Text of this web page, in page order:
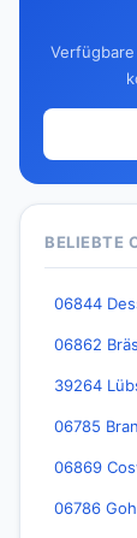
BELIEBTE
06844
06862
39264
06785
06869
06786